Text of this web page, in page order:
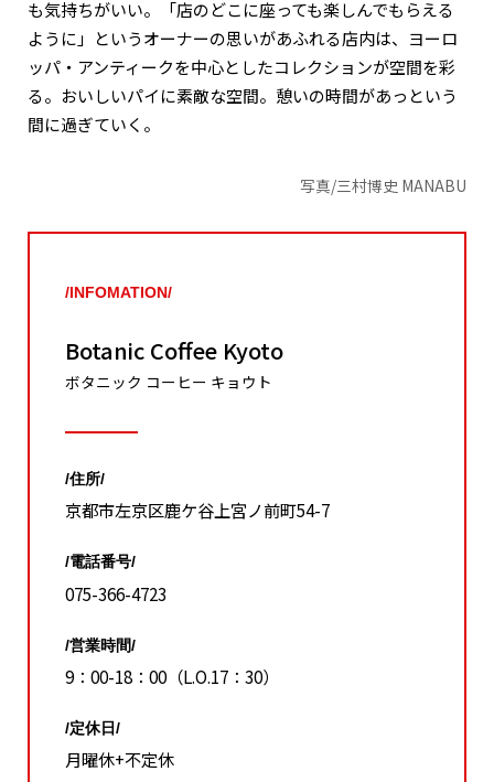
も気持ちがいい。「店のどこに座っても楽しんでもらえる
ように」というオーナーの思いがあふれる店内は、ヨーロ
ッパ・アンティークを中心としたコレクションが空間を彩
る。おいしいパイに素敵な空間。憩いの時間があっという
間に過ぎていく。
写真/三村博史 MANABU
/INFOMATION/
Botanic Coffee Kyoto
ボタニック コーヒー キョウト
/住所/
京都市左京区鹿ケ谷上宮ノ前町54-7
/電話番号/
075-366-4723
/営業時間/
9：00-18：00（L.O.17：30）
/定休日/
月曜休+不定休